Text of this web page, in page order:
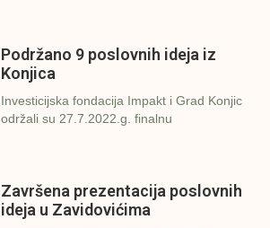
Podržano 9 poslovnih ideja iz
Konjica
Investicijska fondacija Impakt i Grad Konjic
održali su 27.7.2022.g. finalnu
Završena prezentacija poslovnih
ideja u Zavidovićima